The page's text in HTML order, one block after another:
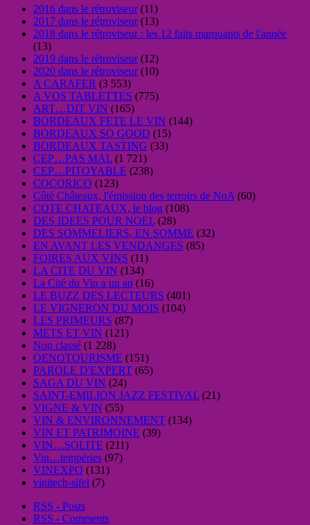
2016 dans le rétroviseur(11)
2017 dans le rétroviseur(13)
2018 dans le rétroviseur : les 12 faits marquants de l'année
(13)
2019 dans le rétroviseur(12)
2020 dans le rétroviseur(10)
A CARAFER (3 553)
A VOS TABLETTES (775)
ART…DIT VIN (165)
BORDEAUX FETE LE VIN (144)
BORDEAUX SO GOOD (15)
BORDEAUX TASTING (33)
CEP…PAS MAL (1 721)
CEP…PITOYABLE (238)
COCORICO (123)
Côté Châteaux, l'émission des terroirs de NoA (60)
COTE CHATEAUX, le blog (108)
DES IDEES POUR NOEL (28)
DES SOMMELIERS, EN SOMME (32)
EN AVANT LES VENDANGES (85)
FOIRES AUX VINS (11)
LA CITE DU VIN (134)
La Cité du Vin a un an (16)
LE BUZZ DES LECTEURS (401)
LE VIGNERON DU MOIS (104)
LES PRIMEURS (87)
METS ET VIN (121)
Non classé (1 228)
OENOTOURISME (151)
PAROLE D'EXPERT (65)
SAGA DU VIN (24)
SAINT-EMILION JAZZ FESTIVAL (21)
VIGNE & VIN (55)
VIN & ENVIRONNEMENT (134)
VIN ET PATRIMOINE (39)
VIN…SOLITE (211)
Vin…tempéries (97)
VINEXPO (131)
vinitech-sifel (7)
RSS - Posts
RSS - Comments